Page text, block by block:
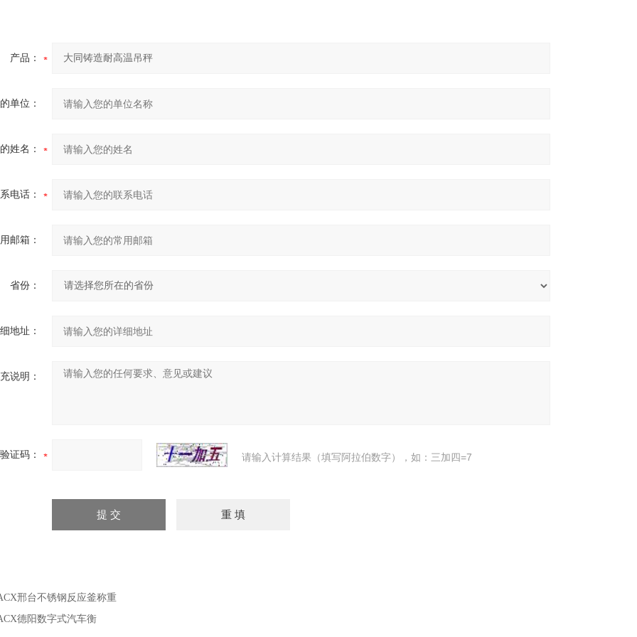
产品：
单位：
姓名：
电话：
邮箱：
省份：
地址：
说明：
验证码： 请输入计算结果（填写阿拉伯数字），如：三加四=7
邢台不锈钢反应釜称重
德阳数字式汽车衡